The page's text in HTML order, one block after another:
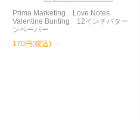
Prima Marketing Love Notes
Valentine Bunting 12インチパター
ンペーパー
170円(税込)